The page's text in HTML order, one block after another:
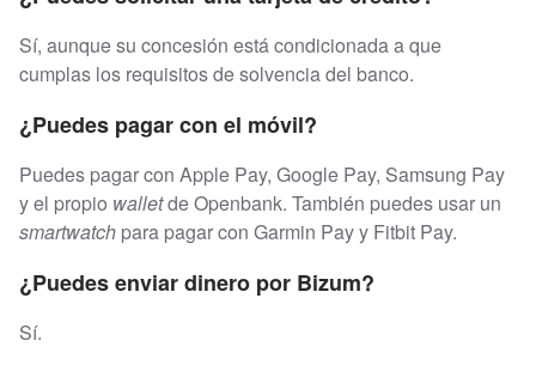
Sí, aunque su concesión está condicionada a que
cumplas los requisitos de solvencia del banco.
¿Puedes pagar con el móvil?
Puedes pagar con Apple Pay, Google Pay, Samsung Pay
y el propio walletde Openbank. También puedes usar un
smartwatch para pagar con Garmin Pay y Fitbit Pay.
¿Puedes enviar dinero por Bizum?
Sí.